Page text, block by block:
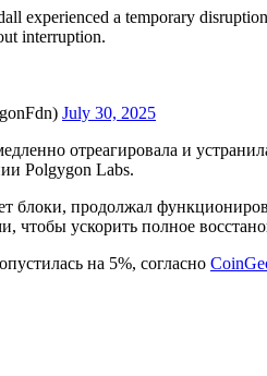
experienced a temporary
interruption.
July 30, 2025
отреагировала и
Polgygon Labs.
блоки, продолжал
чтобы ускорить полное
на 5%, согласно